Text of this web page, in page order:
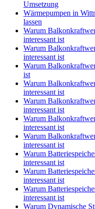
Umsetzung
Wärmepumpen in
lassen
Warum
interessant ist
Warum
interessant ist
Warum
ist
Warum
interessant ist
Warum
interessant ist
Warum
interessant ist
Warum
interessant ist
Warum
interessant ist
Warum
interessant ist
Warum
interessant ist
Warum Dynamische